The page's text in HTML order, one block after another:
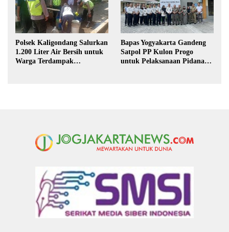
Polsek Kaligondang Salurkan
1.200 Liter Air Bersih untuk
Warga Terdampak
Bapas Yogyakarta Gandeng
Satpol PP Kulon Progo
untuk Pelaksanaan Pidana